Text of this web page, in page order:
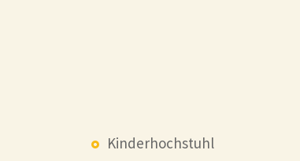
Kinderhochstuhl